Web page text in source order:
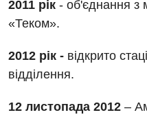
Дитяча неврологія
Дитяча
2011 рік - об'єднання з
«Теком».
2012 рік - відкрито
відділення.
12 листопада 2012 –